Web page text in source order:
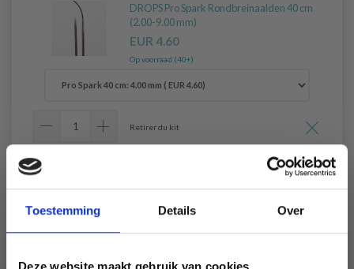
Toestemming Details Over
Deze website maakt gebruik van cookies
DROPS Pro Spark Rondbreinaalden 40 cm
(2.00-9.00 mm)
EUR 4.60
Op voorraad (40+)
Retirer du kit
DROPS Pro Spark Rondbreinaalden 40 cm
Op voorraad (40+)